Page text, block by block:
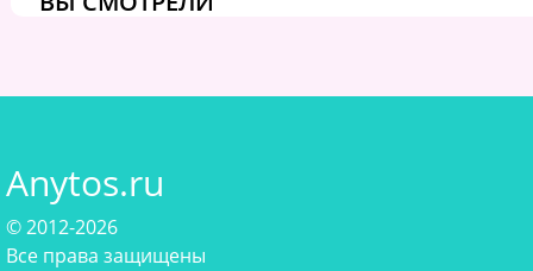
Anytos.ru
© 2012-2026
Все права защищены